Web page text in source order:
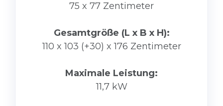
75 x 77 Zentimeter
Gesamtgröße (L x B x H):
110 x 103 (+30) x 176 Zentimeter
Maximale Leistung:
11,7 kW